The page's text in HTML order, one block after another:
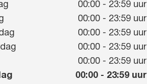
00:00 - 23:59 uur
00:00 - 23:59 uur
00:00 - 23:59 uur
00:00 - 23:59 uur
00:00 - 23:59 uur
00:00 - 23:59 uur